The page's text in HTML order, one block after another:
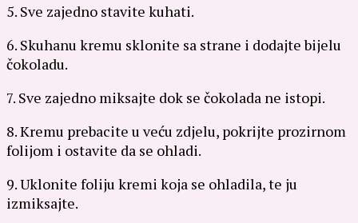
5. Sve zajedno stavite kuhati.
6. Skuhanu kremu sklonite sa strane i dodajte bijelu
čokoladu.
7. Sve zajedno miksajte dok se čokolada ne istopi.
8. Kremu prebacite u veću zdjelu, pokrijte prozirnom
folijom i ostavite da se ohladi.
9. Uklonite foliju kremi koja se ohladila, te ju
izmiksajte.